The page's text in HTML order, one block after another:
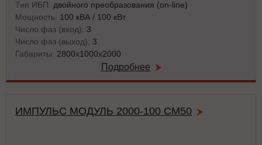
Тип ИБП: двойного преобразования (on-line)
Мощность: 100 кВА / 100 кВт
Число фаз (вход): 3
Число фаз (выход): 3
Габариты: 2800х1000х2000
Подробнее
ИМПУЛЬС МОДУЛЬ 2000-100 СМ50